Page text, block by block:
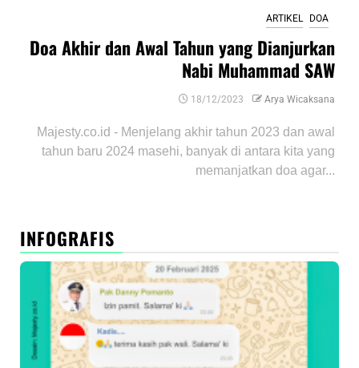
ARTIKEL DOA
Doa Akhir dan Awal Tahun yang Dianjurkan
Nabi Muhammad SAW
18/12/2023 Arya Wicaksana
Majesty.co.id - Menjelang akhir tahun 2023 dan awal
tahun baru 2024 masehi, banyak di antara kita yang
memanjatkan doa agar...
INFOGRAFIS